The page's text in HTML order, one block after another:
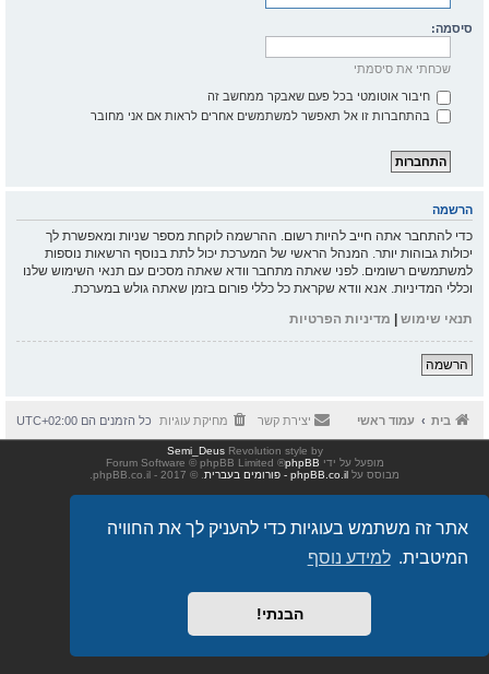
אתר זה משתמש בעוגיות כדי להעניק לך את החוויה
המיטבית. למידע נוסף
הבנתי!
סיסמה:
שכחתי את סיסמתי
חיבור אוטומטי בכל פעם שאבקר ממחשב זה
בהתחברות זו אל תאפשר למשתמשים אחרים לראות אם אני מחובר
הרשמה
כדי להתחבר אתה חייב להיות רשום. ההרשמה לוקחת מספר שניות ומאפשרת לך
יכולות גבוהות יותר. המנהל הראשי של המערכת יכול לתת בנוסף הרשאות נוספות
למשתמשים רשומים. לפני שאתה מתחבר וודא שאתה מסכים עם תנאי השימוש שלנו
וכללי המדיניות. אנא וודא שקראת כל כללי פורום בזמן שאתה גולש במערכת.
תנאי שימוש | מדיניות הפרטיות
הרשמה
בית עמוד ראשי כל הזמנים הם UTC+02:00 מחיקת עוגיות יצירת קשר
Revolution style by
Semi_Deus
מופעל על ידי phpBB
® Forum Software © phpBB Limited
מבוסס על phpBB.co.il - פורומים בעברית . © 2017 - phpBB.co.il.